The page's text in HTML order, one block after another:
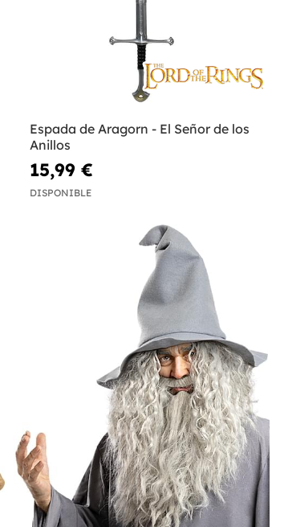
Espada de Aragorn - El Señor de los
Anillos
15,99 €
DISPONIBLE